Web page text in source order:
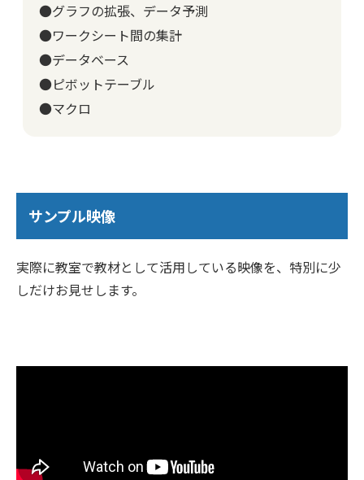
●グラフの拡張、データ予測
●ワークシート間の集計
●データベース
●ピボットテーブル
●マクロ
サンプル映像
実際に教室で教材として活用している映像を、特別に少
しだけお見せします。